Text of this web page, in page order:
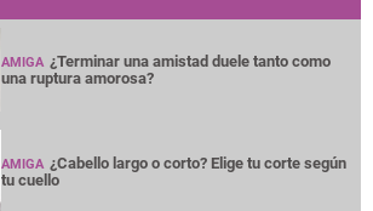
AMIGA ¿Terminar una amistad duele tanto como
una ruptura amorosa?
AMIGA ¿Cabello largo o corto? Elige tu corte según
tu cuello